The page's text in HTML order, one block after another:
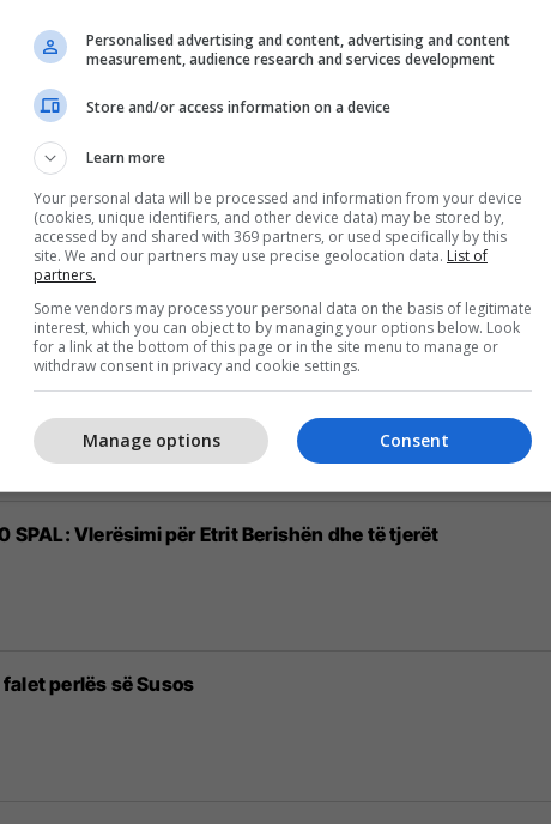
në WWE, fiton brenda tetë minutave
në janar
që i maskojnë fëmijët për Halloween: Vezët që i gjuajnë,
SPAL: Vlerësimi për Etrit Berishën dhe të tjerët
perlës së Susos
Personalised advertising and content, advertising and content
measurement, audience research and services development
Store and/or access information on a device
Learn more
Your personal data will be processed and information from your device
(cookies, unique identifiers, and other device data) may be stored by,
accessed by and shared with 369 partners, or used specifically by this
site. We and our partners may use precise geolocation data. List of
partners.
Some vendors may process your personal data on the basis of legitimate
interest, which you can object to by managing your options below. Look
for a link at the bottom of this page or in the site menu to manage or
withdraw consent in privacy and cookie settings.
Consent
Manage options